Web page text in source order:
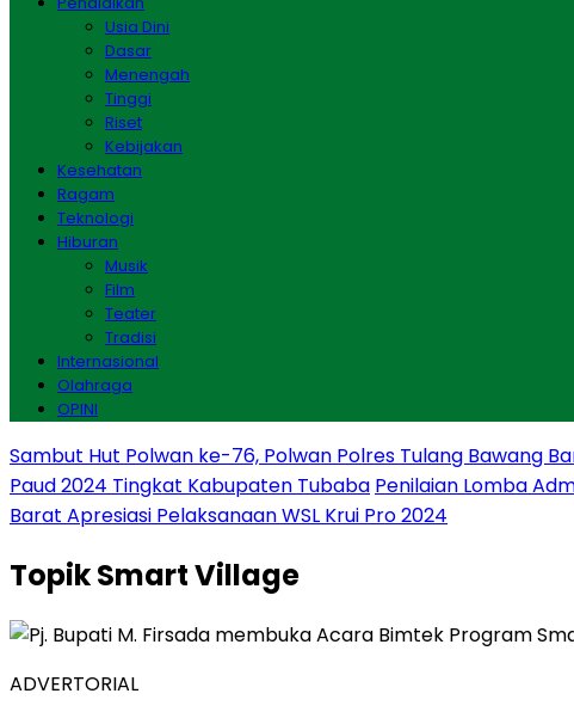
Usia Dini
Dasar
Menengah
Tinggi
Riset
Kebijakan
Kesehatan
Ragam
Teknologi
Hiburan
Musik
Film
Teater
Tradisi
Internasional
Olahraga
OPINI
Sambut Hut Polwan ke-76, Polwan Polres Tulang Bawang
Paud 2024 Tingkat Kabupaten Tubaba Penilaian Lomba
Barat Apresiasi Pelaksanaan WSL Krui Pro 2024
TopikSmart Village
ADVERTORIAL